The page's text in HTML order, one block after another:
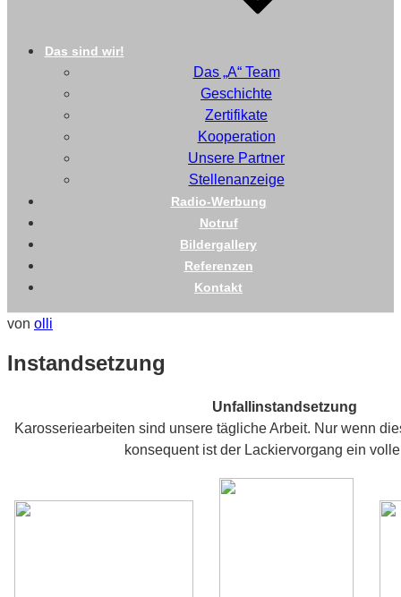
Das sind wir!
Das „A“ Team
Geschichte
Zertifikate
Kooperation
Unsere Partner
Stellenanzeige
Radio-Werbung
Notruf
Bildergallery
Referenzen
Kontakt
Veröffentlicht
von olli
Instandsetzung
Unfallinstandsetzung
Karosseriearbeiten sind unsere tägliche Arbeit. Nur wenn
konsequent ist der Lackiervorgang ein